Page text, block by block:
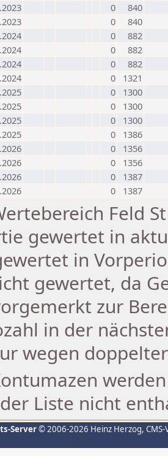
0
840
0
840
0
882
0
882
0
882
0
1321
0
1300
0
1300
0
1300
0
1386
0
1356
0
1356
0
1387
0 1387
Feld
gewertet in
in
gewertet, da
zur
in der
wegen
Liste nicht
Server© 2006-2026 Heinz Herzog,